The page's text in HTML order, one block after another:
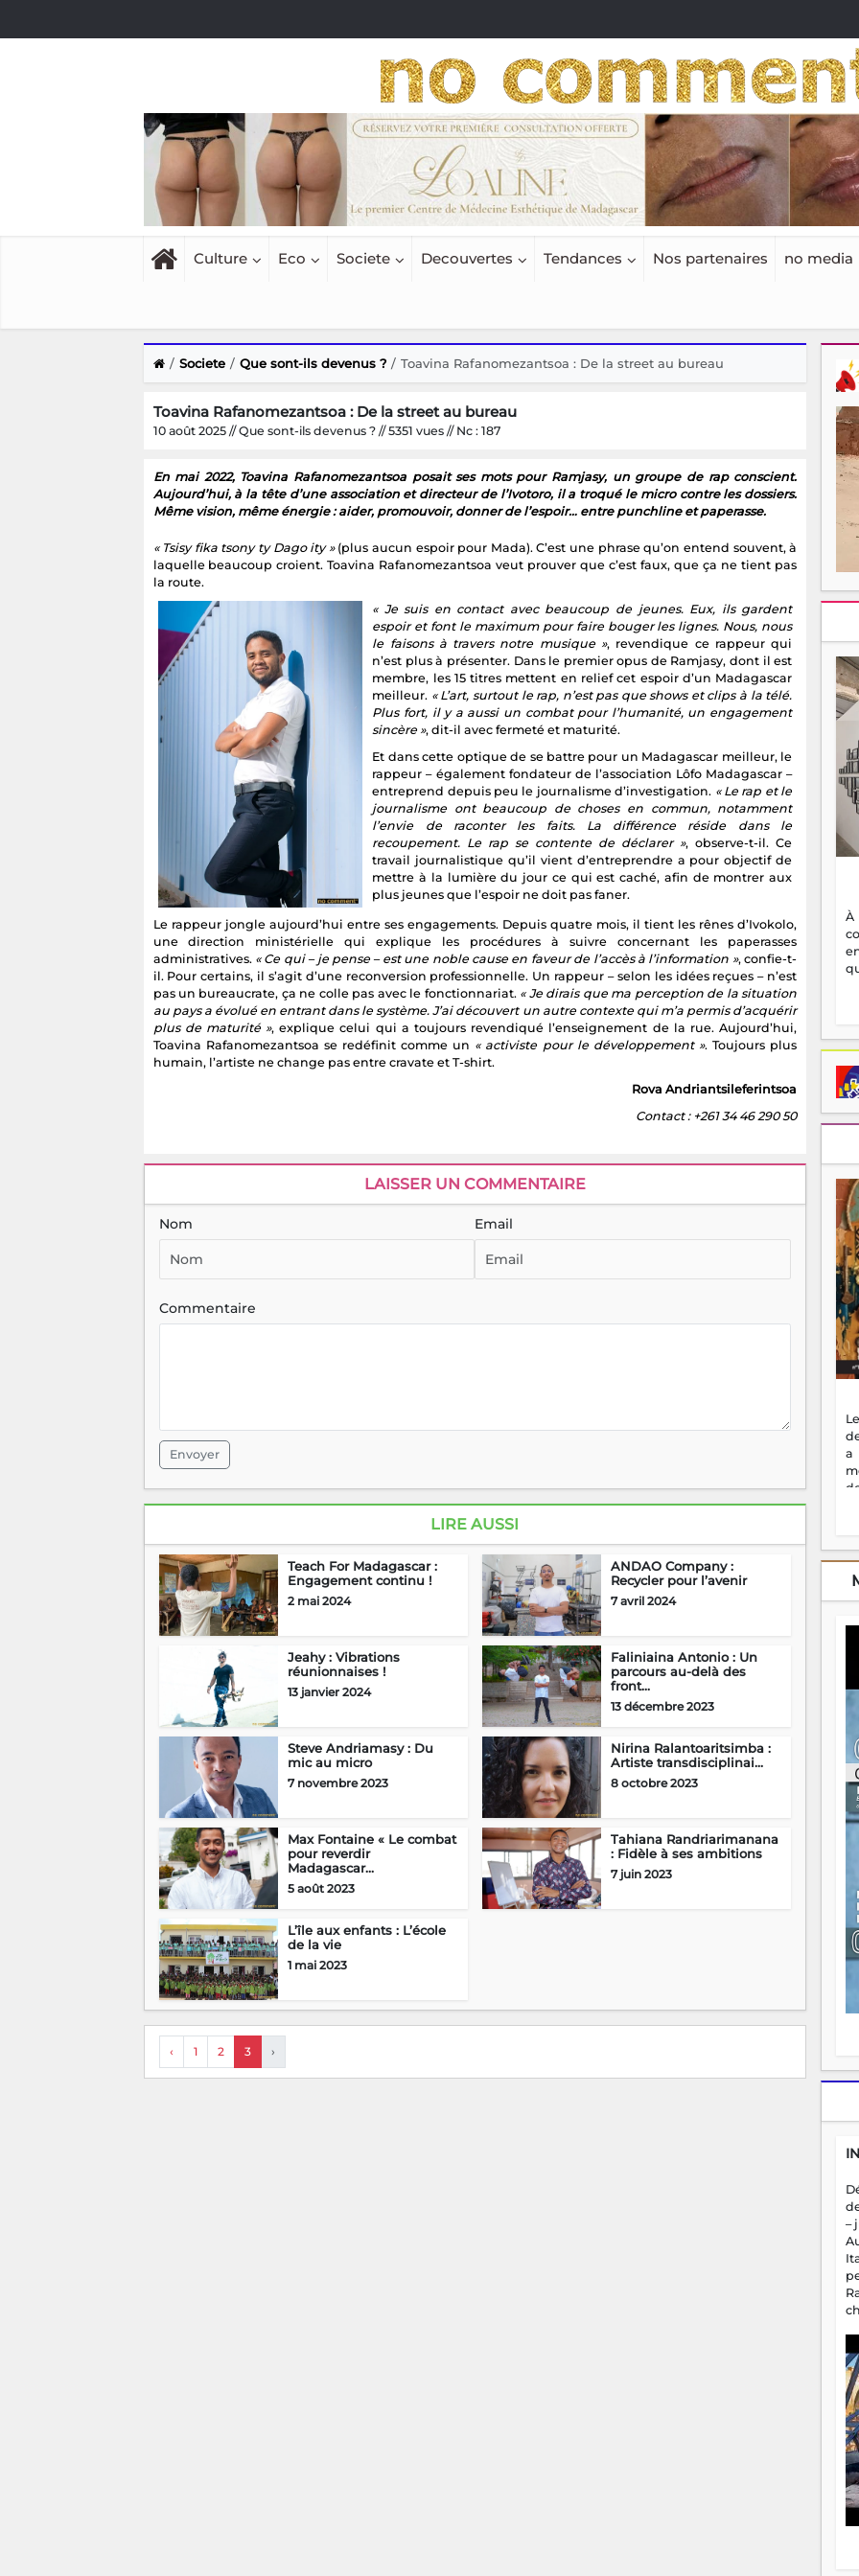
Culture Eco Societe Decouvertes Tendances Nos partenaires no media
Societe Que sont-ils devenus ? Toavina Rafanomezantsoa : De la street au bureau
Toavina Rafanomezantsoa : De la street au bureau
10 août 2025 // Que sont-ils devenus ? // 5351 vues // Nc : 187
En mai 2022, Toavina Rafanomezantsoa posait ses mots pour Ramjasy, un groupe de rap conscient.
Aujourd’hui, à la tête d’une association et directeur de l’Ivotoro, il a troqué le micro contre les dossiers.
Même vision, même énergie : aider, promouvoir, donner de l’espoir… entre punchline et paperasse.
« Tsisy fika tsony ty Dago ity »(plus aucun espoir pour Mada). C’est une phrase qu’on entend souvent, à
laquelle beaucoup croient. Toavina Rafanomezantsoa veut prouver que c’est faux, que ça ne tient pas
la route.
« Je suis en contact avec beaucoup de jeunes. Eux, ils gardent
espoir et font le maximum pour faire bouger les lignes. Nous, nous
le faisons à travers notre musique », revendique ce rappeur qui
n’est plus à présenter. Dans le premier opus de Ramjasy, dont il est
membre, les 15 titres mettent en relief cet espoir d’un Madagascar
meilleur. « L’art, surtout le rap, n’est pas que shows et clips à la télé.
Plus fort, il y a aussi un combat pour l’humanité, un engagement
sincère », dit-il avec fermeté et maturité.
Et dans cette optique de se battre pour un Madagascar meilleur, le
rappeur – également fondateur de l’association Lôfo Madagascar –
entreprend depuis peu le journalisme d’investigation. « Le rap et le
journalisme ont beaucoup de choses en commun, notamment
l’envie de raconter les faits. La différence réside dans le
recoupement. Le rap se contente de déclarer », observe-t-il. Ce
travail journalistique qu’il vient d’entreprendre a pour objectif de
mettre à la lumière du jour ce qui est caché, afin de montrer aux
plus jeunes que l’espoir ne doit pas faner.
Le rappeur jongle aujourd’hui entre ses engagements. Depuis quatre mois, il tient les rênes d’Ivokolo,
une direction ministérielle qui explique les procédures à suivre concernant les paperasses
administratives. « Ce qui – je pense – est une noble cause en faveur de l’accès à l’information », confie-t-
il. Pour certains, il s’agit d’une reconversion professionnelle. Un rappeur – selon les idées reçues – n’est
pas un bureaucrate, ça ne colle pas avec le fonctionnariat. « Je dirais que ma perception de la situation
au pays a évolué en entrant dans le système. J’ai découvert un autre contexte qui m’a permis d’acquérir
plus de maturité », explique celui qui a toujours revendiqué l’enseignement de la rue. Aujourd’hui,
Toavina Rafanomezantsoa se redéfinit comme un « activiste pour le développement ». Toujours plus
humain, l’artiste ne change pas entre cravate et T-shirt.
Rova Andriantsileferintsoa
Contact : +261 34 46 290 50
LAISSER UN COMMENTAIRE
Nom Email
Commentaire
Envoyer
LIRE AUSSI
Teach For Madagascar :
Engagement continu !
2 mai 2024
ANDAO Company :
Recycler pour l’avenir
7 avril 2024
Jeahy : Vibrations
réunionnaises !
13 janvier 2024
Faliniaina Antonio : Un
parcours au-delà des
front...
13 décembre 2023
Steve Andriamasy : Du
mic au micro
7 novembre 2023
Nirina Ralantoaritsimba :
Artiste transdisciplinai...
8 octobre 2023
Max Fontaine « Le combat
pour reverdir
Madagascar...
5 août 2023
Tahiana Randriarimanana
: Fidèle à ses ambitions
7 juin 2023
L’île aux enfants : L’école
de la vie
1 mai 2023
‹ 1 2 3 ›
a
–